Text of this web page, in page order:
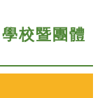
校暨團體